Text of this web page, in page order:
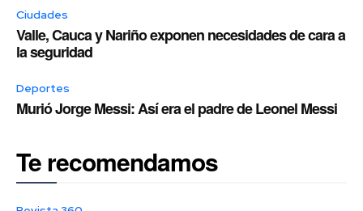
Ciudades
Valle, Cauca y Nariño exponen necesidades de cara a
la seguridad
Deportes
Murió Jorge Messi: Así era el padre de Leonel Messi
Te recomendamos